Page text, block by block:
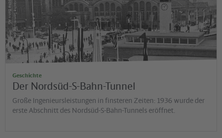
H
is
t
o
r
is
c
h
e
S
a
m
m
lu
n
g
d
e
r
D
e
u
t
s
c
h
e
B
a
h
n
A
G
Geschichte
Der Nordsüd-S-Bahn-Tunnel
Große Ingenieursleistungen in finsteren Zeiten: 1936 wurde der
erste Abschnitt des Nordsüd-S-Bahn-Tunnels eröffnet.